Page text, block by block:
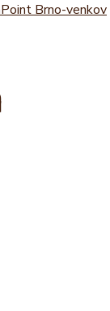
Brno-venkov